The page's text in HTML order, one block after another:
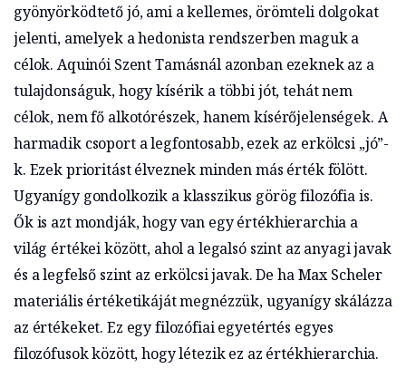
gyönyörködtető jó, ami a kellemes, örömteli dolgokat
jelenti, amelyek a hedonista rendszerben maguk a
célok. Aquinói Szent Tamásnál azonban ezeknek az a
tulajdonságuk, hogy kísérik a többi jót, tehát nem
célok, nem fő alkotórészek, hanem kísérőjelenségek. A
harmadik csoport a legfontosabb, ezek az erkölcsi „jó”-
k. Ezek prioritást élveznek minden más érték fölött.
Ugyanígy gondolkozik a klasszikus görög filozófia is.
Ők is azt mondják, hogy van egy értékhierarchia a
világ értékei között, ahol a legalsó szint az anyagi javak
és a legfelső szint az erkölcsi javak. De ha Max Scheler
materiális értéketikáját megnézzük, ugyanígy skálázza
az értékeket. Ez egy filozófiai egyetértés egyes
filozófusok között, hogy létezik ez az értékhierarchia.